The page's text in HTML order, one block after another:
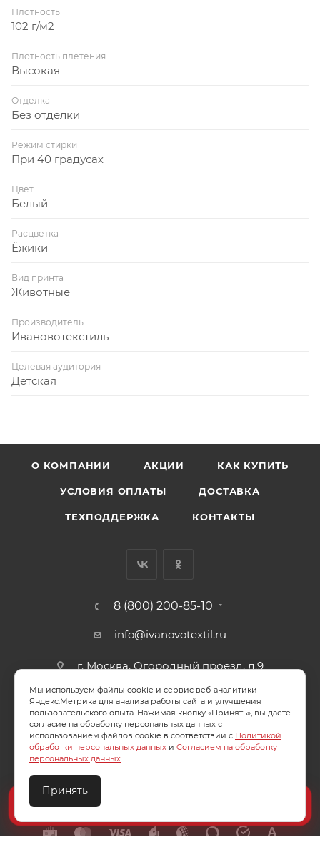
Плотность
102 г/м2
Плотность плетения
Высокая
Отделка
Без отделки
Режим стирки
При 40 градусах
Цвет
Белый
Расцветка
Ёжики
Вид принта
Животные
Производитель
Ивановотекстиль
Целевая аудитория
Детская
О КОМПАНИИ АКЦИИ КАК КУПИТЬ
УСЛОВИЯ ОПЛАТЫ ДОСТАВКА
ТЕХПОДДЕРЖКА КОНТАКТЫ
8 (800) 200-85-10
info@ivanovotextil.ru
г. Москва, Огородный проезд, д.9
СОГЛАСИЕ НА ОБРАБОТКУ ПЕРСОНАЛЬНЫХ ДАННЫХ
ПОЛИТИКА ОБРАБОТКИ ПЕРСОНАЛЬНЫХ ДАННЫХ
2026 © ООО "Ивановотекстиль". ОГРН:1073703000029
Мы используем файлы cookie и сервис веб-аналитики
Яндекс.Метрика для анализа работы сайта и улучшения
пользовательского опыта. Нажимая кнопку «Принять», вы даете
согласие на обработку персональных данных с
использованием файлов cookie в соответствии с Политикой
обработки персональных данных и Согласием на обработку
персональных данных.
Принять